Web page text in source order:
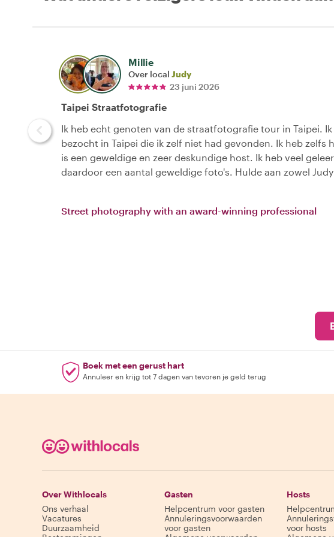
Millie
Over local Judy
23 juni 2026
Taipei Straatfotografie
Ik heb echt genoten van de straatfotografie tour in Taipei.
bezocht in Taipei die ik zelf niet had gevonden. Ik heb zelfs
is een geweldige en zeer deskundige host. Ik heb veel
daardoor een aantal geweldige foto's. Hulde aan zowel
Street photography with an award-winning professional
Boek met een gerust hart
Annuleer en krijg tot 7 dagen van tevoren je geld terug
Over Withlocals
Ons verhaal
Vacatures
Duurzaamheid
Gasten
Helpcentrum voor gasten
Annuleringsvoorwaarden
voor gasten
Hosts
voor hosts